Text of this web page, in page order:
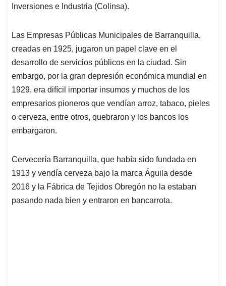
Inversiones e Industria (Colinsa).
Las Empresas Públicas Municipales de Barranquilla,
creadas en 1925, jugaron un papel clave en el
desarrollo de servicios públicos en la ciudad. Sin
embargo, por la gran depresión económica mundial en
1929, era difícil importar insumos y muchos de los
empresarios pioneros que vendían arroz, tabaco, pieles
o cerveza, entre otros, quebraron y los bancos los
embargaron.
Cervecería Barranquilla, que había sido fundada en
1913 y vendía cerveza bajo la marca Águila desde
2016 y la Fábrica de Tejidos Obregón no la estaban
pasando nada bien y entraron en bancarrota.